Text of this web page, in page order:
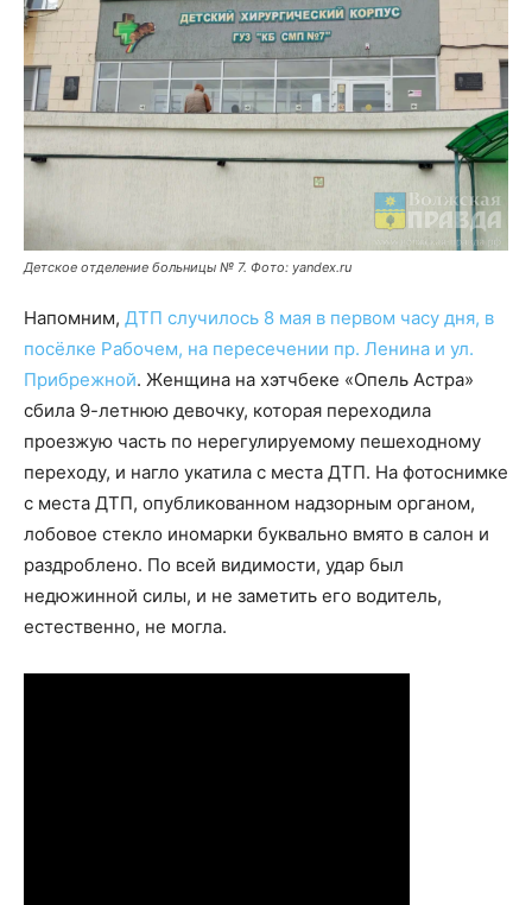
Детское отделение больницы № 7. Фото: yandex.ru
Напомним, ДТП случилось 8 мая в первом часу дня, в
посёлке Рабочем, на пересечении пр. Ленина и ул.
Прибрежной. Женщина на хэтчбеке «Опель Астра»
сбила 9-летнюю девочку, которая переходила
проезжую часть по нерегулируемому пешеходному
переходу, и нагло укатила с места ДТП. На фотоснимке
с места ДТП, опубликованном надзорным органом,
лобовое стекло иномарки буквально вмято в салон и
раздроблено. По всей видимости, удар был
недюжинной силы, и не заметить его водитель,
естественно, не могла.